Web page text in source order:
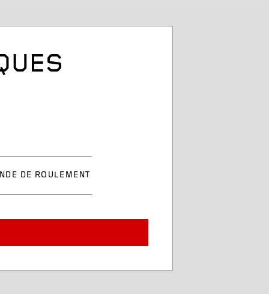
DE ROULEMENT